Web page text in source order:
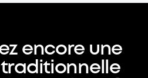
encore une